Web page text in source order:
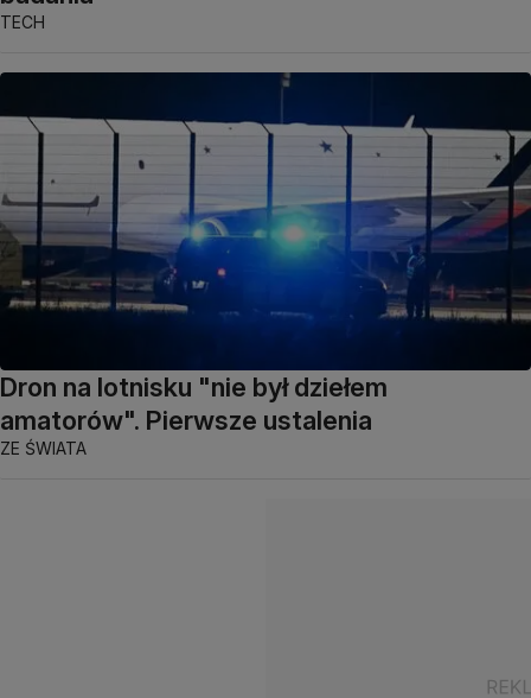
TECH
Dron na lotnisku "nie był dziełem
amatorów". Pierwsze ustalenia
ZE ŚWIATA